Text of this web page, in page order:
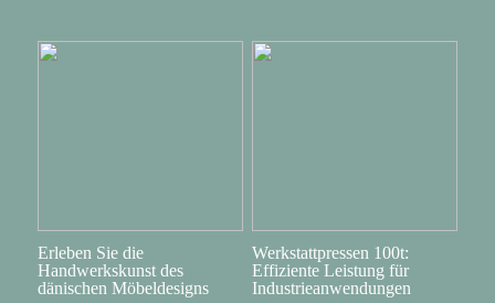
Erleben Sie die
Handwerkskunst des
dänischen Möbeldesigns
Werkstattpressen 100t:
Effiziente Leistung für
Industrieanwendungen